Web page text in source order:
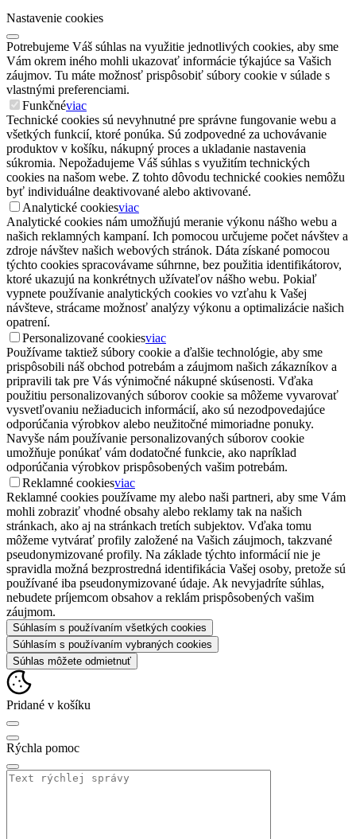
Nastavenie cookies
Potrebujeme Váš súhlas na využitie jednotlivých cookies, aby sme
Vám okrem iného mohli ukazovať informácie týkajúce sa Vašich
záujmov. Tu máte možnosť prispôsobiť súbory cookie v súlade s
vlastnými preferenciami.
Funkčnéviac
Technické cookies sú nevyhnutné pre správne fungovanie webu a
všetkých funkcií, ktoré ponúka. Sú zodpovedné za uchovávanie
produktov v košíku, nákupný proces a ukladanie nastavenia
súkromia. Nepožadujeme Váš súhlas s využitím technických
cookies na našom webe. Z tohto dôvodu technické cookies nemôžu
byť individuálne deaktivované alebo aktivované.
Analytické cookiesviac
Analytické cookies nám umožňujú meranie výkonu nášho webu a
našich reklamných kampaní. Ich pomocou určujeme počet návštev a
zdroje návštev našich webových stránok. Dáta získané pomocou
týchto cookies spracovávame súhrnne, bez použitia identifikátorov,
ktoré ukazujú na konkrétnych užívateľov nášho webu. Pokiaľ
vypnete používanie analytických cookies vo vzťahu k Vašej
návšteve, strácame možnosť analýzy výkonu a optimalizácie našich
opatrení.
Personalizované cookiesviac
Používame taktiež súbory cookie a ďalšie technológie, aby sme
prispôsobili náš obchod potrebám a záujmom našich zákazníkov a
pripravili tak pre Vás výnimočné nákupné skúsenosti. Vďaka
použitiu personalizovaných súborov cookie sa môžeme vyvarovať
vysvetľovaniu nežiaducich informácií, ako sú nezodpovedajúce
odporúčania výrobkov alebo neužitočné mimoriadne ponuky.
Navyše nám používanie personalizovaných súborov cookie
umožňuje ponúkať vám dodatočné funkcie, ako napríklad
odporúčania výrobkov prispôsobených vašim potrebám.
Reklamné cookiesviac
Reklamné cookies používame my alebo naši partneri, aby sme Vám
mohli zobraziť vhodné obsahy alebo reklamy tak na našich
stránkach, ako aj na stránkach tretích subjektov. Vďaka tomu
môžeme vytvárať profily založené na Vašich záujmoch, takzvané
pseudonymizované profily. Na základe týchto informácií nie je
spravidla možná bezprostredná identifikácia Vašej osoby, pretože sú
používané iba pseudonymizované údaje. Ak nevyjadríte súhlas,
nebudete príjemcom obsahov a reklám prispôsobených vašim
záujmom.
Súhlasím s používaním všetkých cookies
Súhlasím s používaním vybraných cookies
Súhlas môžete odmietnuť
Pridané v košíku
Rýchla pomoc